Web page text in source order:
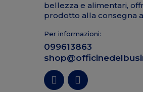
bellezza e alimentari,
prodotto alla consegna
Per informazioni:
099613863